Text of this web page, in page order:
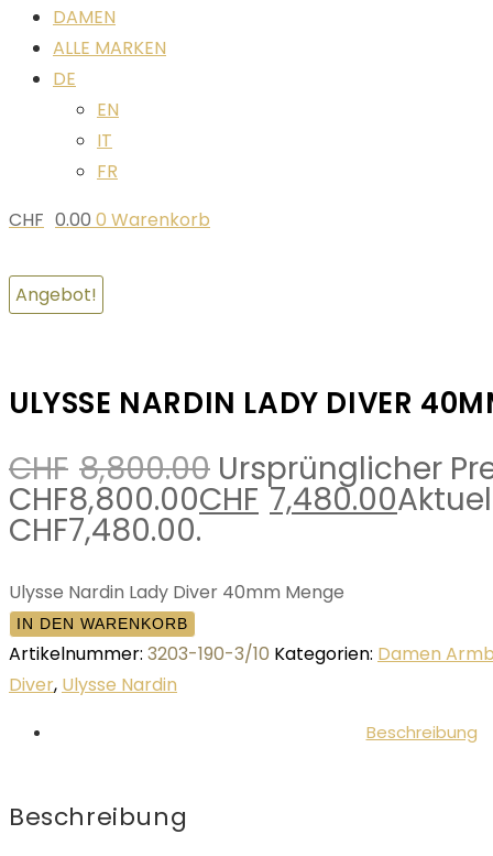
DAMEN
ALLE MARKEN
DE
EN
IT
FR
CHF 0.00 0 Warenkorb
Angebot!
ULYSSE NARDIN LADY DIVER
CHF 8,800.00 Ursprünglicher
CHF8,800.00CHF 7,480.00
CHF7,480.00.
Ulysse Nardin Lady Diver 40mm Menge
IN DEN WARENKORB
Artikelnummer: 3203-190-3/10 Kategorien: Damen
Diver, Ulysse Nardin
Beschreibung
Beschreibung